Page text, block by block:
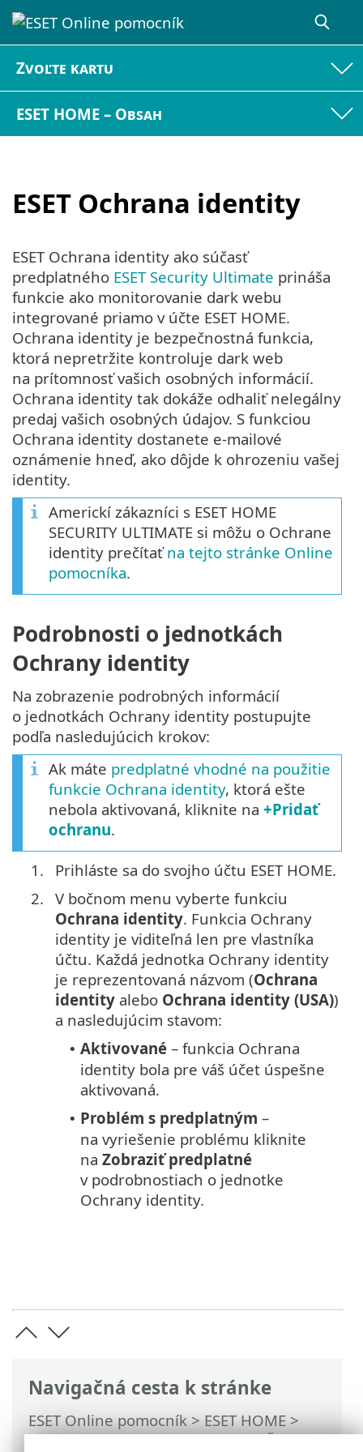
Zvoľte kartu
ESET HOME – Obsah
ESET Ochrana identity
Navigačná cesta k stránke
ESET Online pomocník>ESET HOME>
Práca s produktom ESET HOME>Členovia
ESET Ochrana identity ako súčasť
predplatného ESET Security Ultimate prináša
funkcie ako monitorovanie dark webu
integrované priamo v účte ESET HOME.
Ochrana identity je bezpečnostná funkcia,
ktorá nepretržite kontroluje dark web
na prítomnosť vašich osobných informácií.
Ochrana identity tak dokáže odhaliť nelegálny
predaj vašich osobných údajov. S funkciou
Ochrana identity dostanete e‑mailové
oznámenie hneď, ako dôjde k ohrozeniu vašej
identity.
Americkí zákazníci s ESET HOME
SECURITY ULTIMATE si môžu o Ochrane
identity prečítaťna tejto stránke Online
pomocníka.
Podrobnosti o jednotkách
Ochrany identity
Na zobrazenie podrobných informácií
o jednotkách Ochrany identity postupujte
podľa nasledujúcich krokov:
Ak máte predplatné vhodné na použitie
funkcie Ochrana identity, ktorá ešte
nebola aktivovaná, kliknite na +Pridať
ochranu.
1.
Prihláste sa do svojho účtu ESET HOME.
2. V bočnom menu vyberte funkciu
Ochrana identity. Funkcia Ochrany
identity je viditeľná len pre vlastníka
účtu. Každá jednotka Ochrany identity
je reprezentovaná názvom (Ochrana
identity alebo Ochrana identity (USA))
a nasledujúcim stavom:
• Aktivované – funkcia Ochrana
identity bola pre váš účet úspešne
aktivovaná.
• Problém s predplatným –
na vyriešenie problému kliknite
na Zobraziť predplatné
v podrobnostiach o jednotke
Ochrany identity.